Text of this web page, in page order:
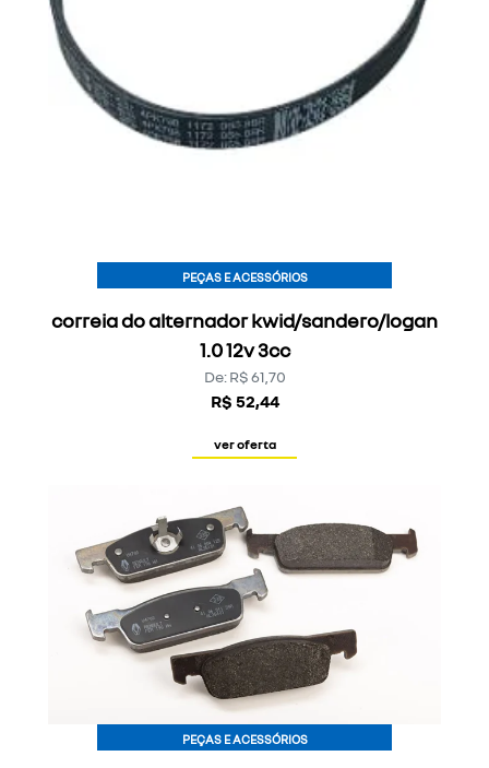
correia do alternador kwid/sandero/logan
1.0 12v 3cc
PEÇAS E ACESSÓRIOS
De: R$ 61,70
R$ 52,44
ver oferta
PEÇAS E ACESSÓRIOS